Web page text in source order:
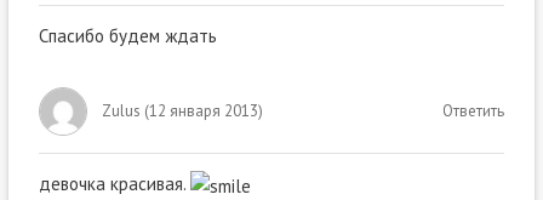
Спасибо будем ждать
Zulus (12 января 2013) Ответить
девочка красивая.